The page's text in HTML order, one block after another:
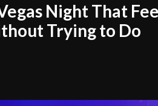
Night That
Trying to Do